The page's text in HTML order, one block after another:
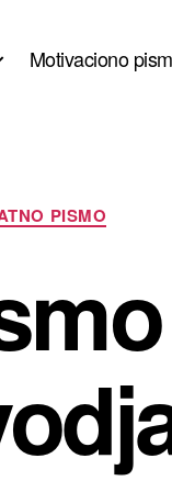
Motivaciono
PISMO